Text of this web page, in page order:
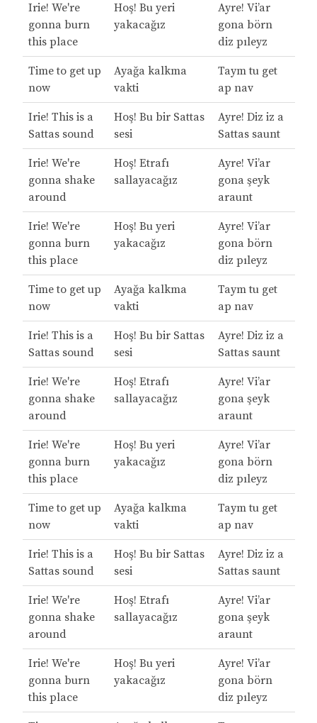
Irie! We're
gonna burn
this place
Hoş! Bu yeri
yakacağız
Ayre! Vi’ar
gona börn
diz pıleyz
Time to get up
now
Ayağa kalkma
vakti
Taym tu get
ap nav
Irie! This is a
Sattas sound
Hoş! Bu bir Sattas
sesi
Ayre! Diz iz a
Sattas saunt
Irie! We're
gonna shake
around
Hoş! Etrafı
sallayacağız
Ayre! Vi’ar
gona şeyk
araunt
Irie! We're
gonna burn
this place
Hoş! Bu yeri
yakacağız
Ayre! Vi’ar
gona börn
diz pıleyz
Time to get up
now
Ayağa kalkma
vakti
Taym tu get
ap nav
Irie! This is a
Sattas sound
Hoş! Bu bir Sattas
sesi
Ayre! Diz iz a
Sattas saunt
Irie! We're
gonna shake
around
Hoş! Etrafı
sallayacağız
Ayre! Vi’ar
gona şeyk
araunt
Irie! We're
gonna burn
this place
Hoş! Bu yeri
yakacağız
Ayre! Vi’ar
gona börn
diz pıleyz
Time to get up
now
Ayağa kalkma
vakti
Taym tu get
ap nav
Irie! This is a
Sattas sound
Hoş! Bu bir Sattas
sesi
Ayre! Diz iz a
Sattas saunt
Irie! We're
gonna shake
around
Hoş! Etrafı
sallayacağız
Ayre! Vi’ar
gona şeyk
araunt
Irie! We're
gonna burn
this place
Hoş! Bu yeri
yakacağız
Ayre! Vi’ar
gona börn
diz pıleyz